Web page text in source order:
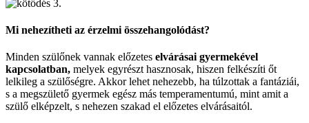
Mi nehezítheti az érzelmi összehangolódást?
Minden szülőnek vannak előzetes elvárásai gyermekével
kapcsolatban, melyek egyrészt hasznosak, hiszen felkészíti őt
lelkileg a szülőségre. Akkor lehet nehezebb, ha túlzottak a fantáziái,
s a megszülető gyermek egész más temperamentumú, mint amit a
szülő elképzelt, s nehezen szakad el előzetes elvárásaitól.